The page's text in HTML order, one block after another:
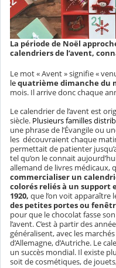
La période de Noël
calendriers de l’avent,
Le mot « Avent » signifie «
lequatrième dimanche du
mois. Il arrive donc chaque
Le calendrier de l’avent est
siècle. Plusieurs familles
une phrase de l’Évangile ou
les découvraient chaque
permettait de patienter
tel qu’on le connait
allemand de livres médicaux,
commercialiser un
colorés reliés à un support
1920, que l’on voit apparaître
des petites portes ou
pour que le chocolat fasse
l’avent. C’est à partir des
généralisent, avec les
d’Allemagne, d’Autriche. Le
un succès mondial. Il existe
soit de cosmétiques, de